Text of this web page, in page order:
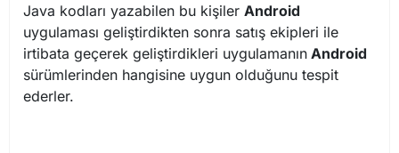
Java kodları yazabilen bu kişiler Android
uygulaması geliştirdikten sonra satış ekipleri ile
irtibata geçerek geliştirdikleri uygulamanın Android
sürümlerinden hangisine uygun olduğunu tespit
ederler.